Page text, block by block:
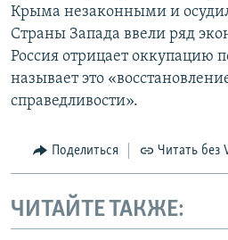
Крыма незаконными и
Страны Запада ввели ряд
Россия отрицает оккупацию
называет это
справедливости».
Поделиться Читать без
ЧИТАЙТЕ ТАКЖЕ: